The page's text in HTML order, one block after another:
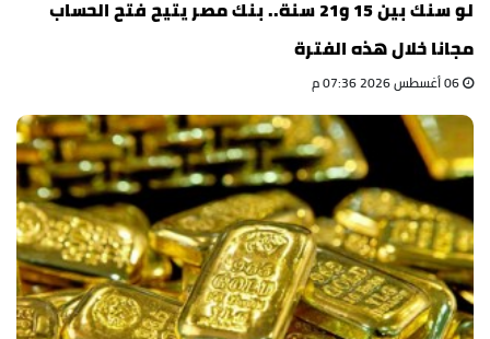
لو سنك بين 15 و21 سنة.. بنك مصر يتيح فتح الحساب
مجانا خلال هذه الفترة